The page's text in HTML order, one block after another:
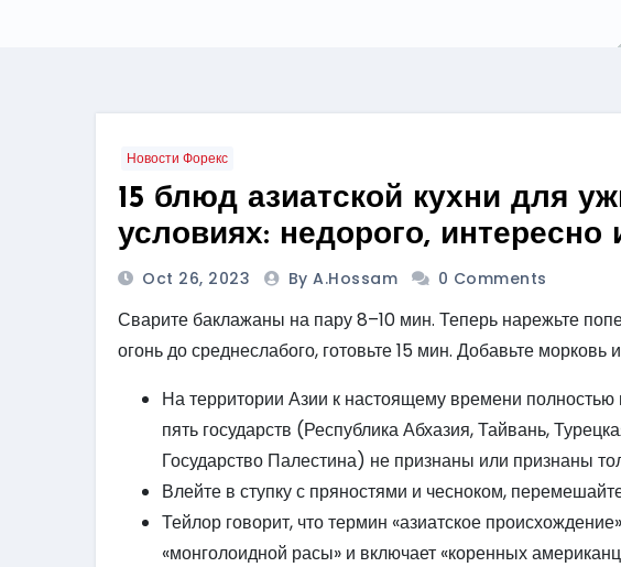
Новости Форекс
15 блюд азиатской кухни для
условиях: недорого, интересно
Oct 26, 2023 By A.hossam 0 Comments
Сварите баклажаны на пару 8–10 мин. Теперь нарежьте
огонь до среднеслабого, готовьте 15 мин. Добавьте
На территории Азии к настоящему времени полностью
пять государств (Республика Абхазия, Тайвань,
Государство Палестина) не признаны или признаны
Влейте в ступку с пряностями и чесноком,
Тейлор говорит, что термин «азиатское
«монголоидной расы» и включает «коренных